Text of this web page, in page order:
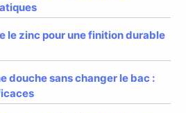
le zinc pour une finition durable
douche sans changer le bac :